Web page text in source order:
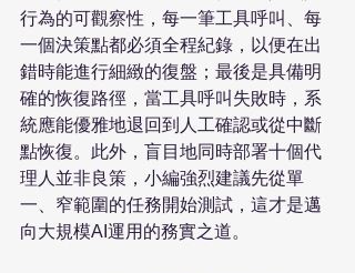
行為的可觀察性，每一筆工具呼叫、每
一個決策點都必須全程紀錄，以便在出
錯時能進行細緻的復盤；最後是具備明
確的恢復路徑，當工具呼叫失敗時，系
統應能優雅地退回到人工確認或從中斷
點恢復。此外，盲目地同時部署十個代
理人並非良策，小編強烈建議先從單
一、窄範圍的任務開始測試，這才是邁
向大規模AI運用的務實之道。